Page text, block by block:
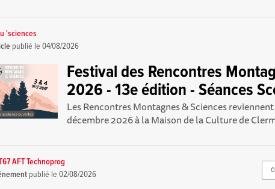
'sciences
publié le04/08/2026
Festival des Rencontres
2026 - 13e édition - Séances
Les Rencontres Montagnes & Sciences
décembre 2026 à la Maison de la Culture de
AFT Technoprog
publié le02/08/2026